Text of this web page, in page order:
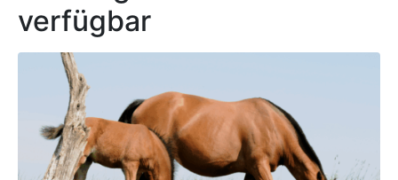
verfügbar